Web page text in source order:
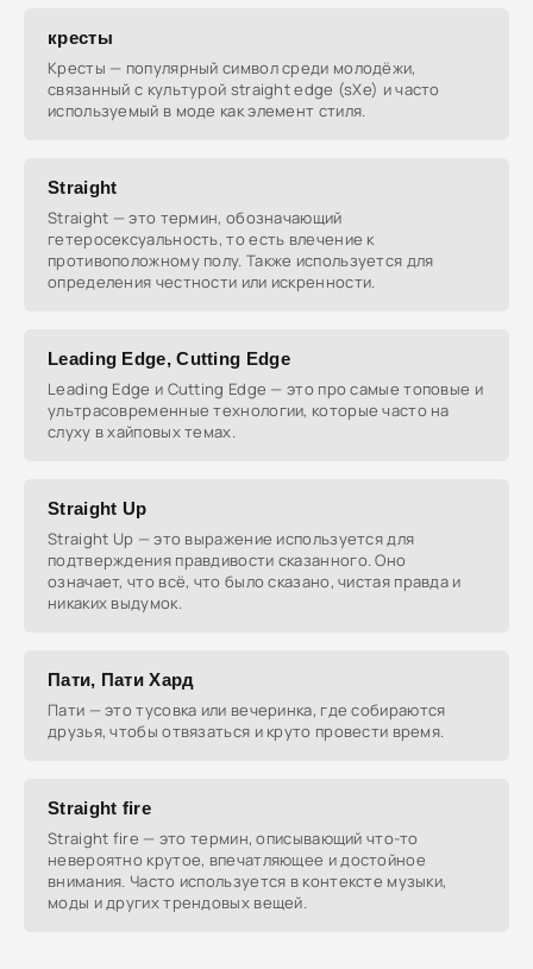
кресты
Кресты — популярный символ среди молодёжи,
связанный с культурой straight edge (sXe) и часто
используемый в моде как элемент стиля.
Straight
Straight — это термин, обозначающий
гетеросексуальность, то есть влечение к
противоположному полу. Также используется для
определения честности или искренности.
Leading Edge, Cutting Edge
Leading Edge и Cutting Edge — это про самые топовые и
ультрасовременные технологии, которые часто на
слуху в хайповых темах.
Straight Up
Straight Up — это выражение используется для
подтверждения правдивости сказанного. Оно
означает, что всё, что было сказано, чистая правда и
никаких выдумок.
Пати, Пати Хард
Пати — это тусовка или вечеринка, где собираются
друзья, чтобы отвязаться и круто провести время.
Straight fire
Straight fire — это термин, описывающий что-то
невероятно крутое, впечатляющее и достойное
внимания. Часто используется в контексте музыки,
моды и других трендовых вещей.